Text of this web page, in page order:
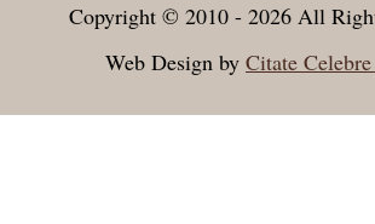
Copyright © 2010 - 2026 All
Web Design by Citate